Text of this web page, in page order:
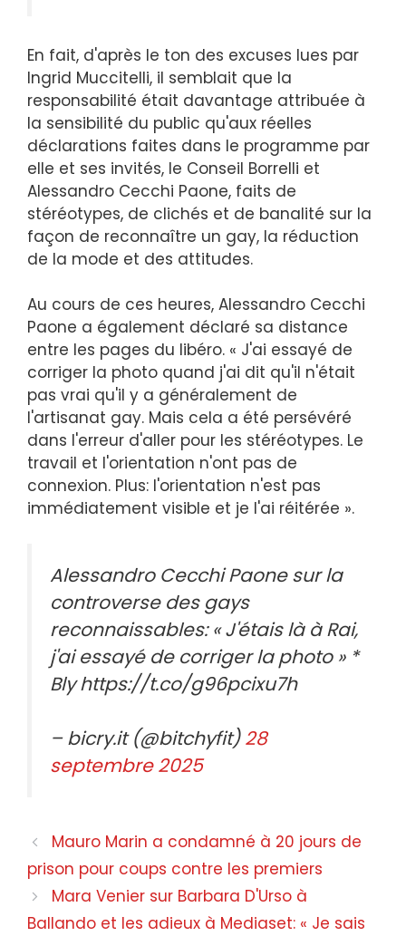
En fait, d'après le ton des excuses lues par
Ingrid Muccitelli, il semblait que la
responsabilité était davantage attribuée à
la sensibilité du public qu'aux réelles
déclarations faites dans le programme par
elle et ses invités, le Conseil Borrelli et
Alessandro Cecchi Paone, faits de
stéréotypes, de clichés et de banalité sur la
façon de reconnaître un gay, la réduction
de la mode et des attitudes.
Au cours de ces heures, Alessandro Cecchi
Paone a également déclaré sa distance
entre les pages du libéro. « J'ai essayé de
corriger la photo quand j'ai dit qu'il n'était
pas vrai qu'il y a généralement de
l'artisanat gay. Mais cela a été persévéré
dans l'erreur d'aller pour les stéréotypes. Le
travail et l'orientation n'ont pas de
connexion. Plus: l'orientation n'est pas
immédiatement visible et je l'ai réitérée ».
Alessandro Cecchi Paone sur la
controverse des gays
reconnaissables: « J'étais là à Rai,
j'ai essayé de corriger la photo » *
Bly https://t.co/g96pcixu7h
– bicry.it (@bitchyfit)28
septembre 2025
Navigation
des
articles
Mauro Marin a condamné à 20 jours de
prison pour coups contre les premiers
Mara Venier sur Barbara D'Urso à
Ballando et les adieux à Mediaset: « Je sais